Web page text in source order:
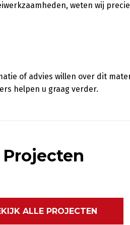
weten wij
of advies willen over dit
helpen u graag verder.
Projecten
ALLE PROJECTEN